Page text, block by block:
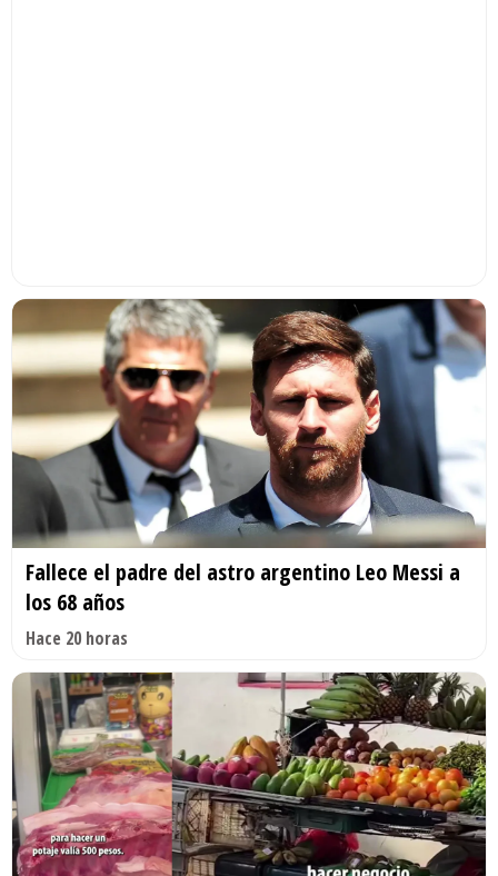
Fallece el padre del astro argentino Leo Messi a
los 68 años
Hace 20 horas